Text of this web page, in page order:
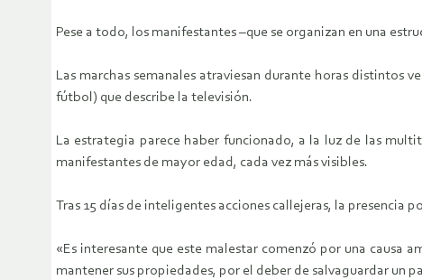
Pese a todo, los manifestantes –que se organizan en una
Las marchas semanales atraviesan durante horas distintos
fútbol) que describe la televisión.
La estrategia parece haber funcionado, a la luz de las
manifestantes de mayor edad, cada vez más visibles.
Tras 15 días de inteligentes acciones callejeras, la presencia
«Es interesante que este malestar comenzó por una causa
mantener sus propiedades, por el deber de salvaguardar un